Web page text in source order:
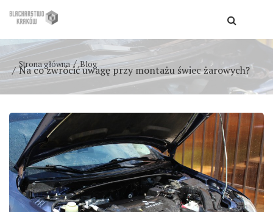
Strona główna Blog
Na co zwrócić uwagę przy montażu świec żarowych?